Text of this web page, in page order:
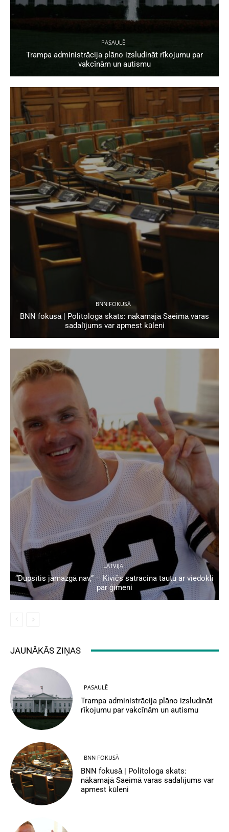
PASAULĒ
Trampa administrācija plāno izsludināt rīkojumu par
vakcīnām un autismu
BNN FOKUSĀ
BNN fokusā | Politologa skats: nākamajā Saeimā varas
sadalījums var apmest kūleni
LATVIJA
“Dupsītis jāmazgā nav,” – Kivičs satracina tautu ar viedokli
par ģimeni
JAUNĀKĀS ZIŅAS
PASAULĒ
Trampa administrācija plāno izsludināt
rīkojumu par vakcīnām un autismu
BNN FOKUSĀ
BNN fokusā | Politologa skats:
nākamajā Saeimā varas sadalījums var
apmest kūleni